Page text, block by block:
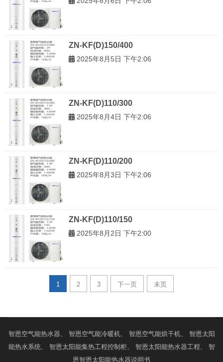
ZN-KF(D)150/400
2025年8月5日 下午2:06
ZN-KF(D)110/300
2025年8月4日 下午2:06
ZN-KF(D)110/200
2025年8月3日 下午2:06
ZN-KF(D)110/150
2025年8月2日 下午2:00
1 2 3 下一页 末页
智恩 空气能热水器 、 智恩 空气能冷暖机、 智恩 空气能烘干机、 智恩 太阳
能热水系统 、 智恩 太阳能集热工程控制柜、 智恩 太阳能热水器工程 、 智
恩 智恩太阳能热水器说明书